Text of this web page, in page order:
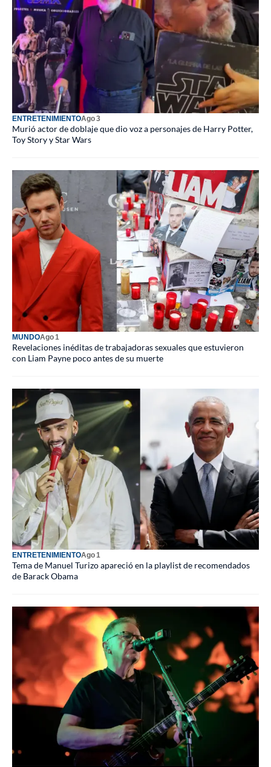
ENTRETENIMIENTOAgo 3
Murió actor de doblaje que dio voz a personajes de Harry Potter,
Toy Story y Star Wars
MUNDOAgo 1
Revelaciones inéditas de trabajadoras sexuales que estuvieron
con Liam Payne poco antes de su muerte
ENTRETENIMIENTOAgo 1
Tema de Manuel Turizo apareció en la playlist de recomendados
de Barack Obama